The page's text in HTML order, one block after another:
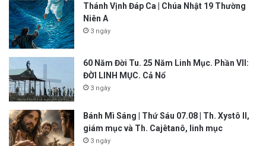
Thánh Vịnh Đáp Ca | Chúa Nhật 19 Thường
Niên A
3 ngày
60 Năm Đời Tu. 25 Năm Linh Mục. Phần VII:
ĐỜI LINH MỤC. Cả Nổ
3 ngày
Bánh Mì Sáng | Thứ Sáu 07.08 | Th. Xystô II,
giám mục và Th. Cajêtanô, linh mục
3 ngày